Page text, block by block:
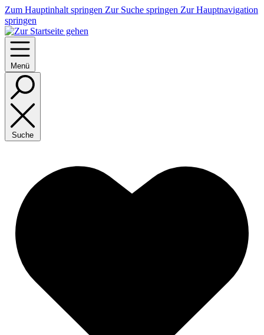
Zum Hauptinhalt springen Zur Suche springen Zur Hauptnavigation
springen
Menü
Suche